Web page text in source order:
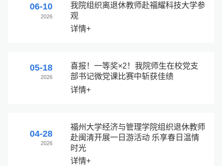
06-10
2026
我院组织离退休教师赴福耀科技大学参
观
详情+
05-18
2026
喜报！一等奖×2！我院师生在校党支
部书记微党课比赛中斩获佳绩
详情+
04-28
2026
福州大学经济与管理学院组织退休教师
赴闽清开展一日游活动 乐享春日温情
时光
详情+